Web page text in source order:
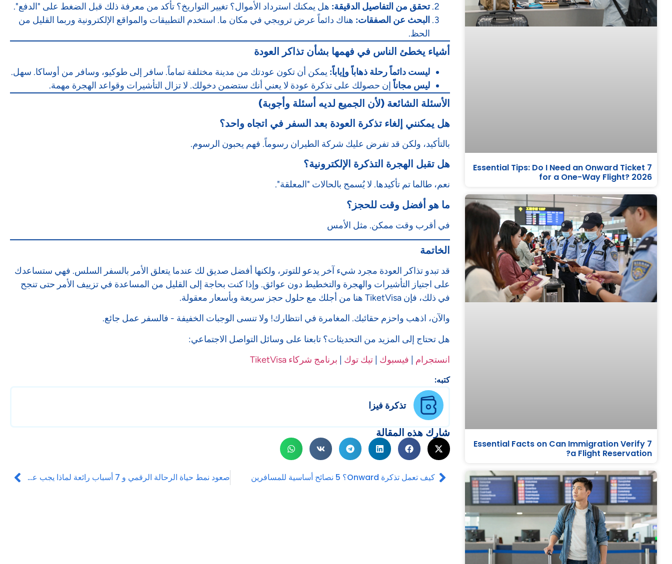
7 Essential Tips: Do I Need an Onward Ticket
for a One-Way Flight? 2026
7 Essential Facts on Can Immigration Verify
a Flight Reservation?
تحقق من التفاصيل الدقيقة: هل يمكنك استرداد الأموال؟ تغيير التواريخ؟ تأكد من معرفة ذلك قبل الضغط على "الدفع".
البحث عن الصفقات: هناك دائماً عرض ترويجي في مكان ما. استخدم التطبيقات والمواقع الإلكترونية وربما القليل من
الحظ.
أشياء يخطئ الناس في فهمها بشأن تذاكر العودة
ليست دائماً رحلة ذهاباً وإياباً: يمكن أن تكون عودتك من مدينة مختلفة تماماً. سافر إلى طوكيو، وسافر من أوساكا. سهل.
ليس مجاناً إن حصولك على تذكرة عودة لا يعني أنك ستضمن دخولك. لا تزال التأشيرات وقواعد الهجرة مهمة.
الأسئلة الشائعة (لأن الجميع لديه أسئلة وأجوبة)
هل يمكنني إلغاء تذكرة العودة بعد السفر في اتجاه واحد؟
بالتأكيد، ولكن قد تفرض عليك شركة الطيران رسوماً. فهم يحبون الرسوم.
هل تقبل الهجرة التذكرة الإلكترونية؟
نعم، طالما تم تأكيدها. لا يُسمح بالحالات "المعلقة".
ما هو أفضل وقت للحجز؟
في أقرب وقت ممكن. مثل الأمس
الخاتمة
قد تبدو تذاكر العودة مجرد شيء آخر يدعو للتوتر، ولكنها أفضل صديق لك عندما يتعلق الأمر بالسفر السلس. فهي ستساعدك
على اجتياز التأشيرات والهجرة والتخطيط دون عوائق. وإذا كنت بحاجة إلى القليل من المساعدة في تزييف الأمر حتى تنجح
في ذلك، فإن TiketVisa هنا من أجلك مع حلول حجز سريعة وبأسعار معقولة.
والآن، اذهب واحزم حقائبك. المغامرة في انتظارك! ولا تنسى الوجبات الخفيفة - فالسفر عمل جائع.
هل تحتاج إلى المزيد من التحديثات؟ تابعنا على وسائل التواصل الاجتماعي:
انستجرام
فيسبوك تيك توك برنامج شركاء TiketVisa
كتبه:
تذكرة فيزا
شارك هذه المقالة
كيف تعمل تذكرة Onward؟ 5 نصائح أساسية للمسافرين صعود نمط حياة الرحالة الرقمي و 7 أسباب رائعة لماذا يجب عليك الانضمام!